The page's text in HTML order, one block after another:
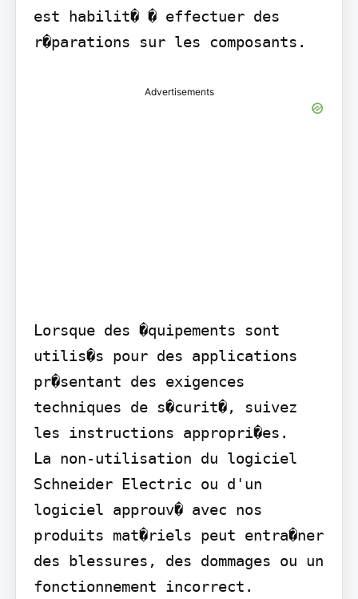
est habilit� � effectuer des
r�parations sur les composants.
Advertisements
Lorsque des �quipements sont
utilis�s pour des applications
pr�sentant des exigences
techniques de s�curit�, suivez
les instructions appropri�es.
La non-utilisation du logiciel
Schneider Electric ou d'un
logiciel approuv� avec nos
produits mat�riels peut entra�ner
des blessures, des dommages ou un
fonctionnement incorrect.